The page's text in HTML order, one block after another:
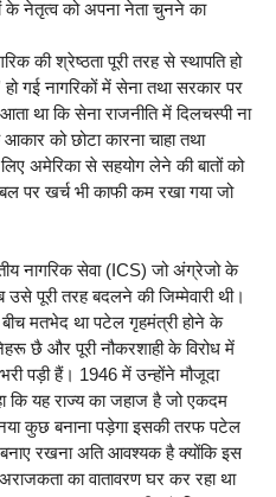
के नेतृत्व को अपना नेता चुनने का
की श्रेष्ठता पूरी तरह से स्थापति हो
गई नागरिकों में सेना तथा सरकार पर
था कि सेना राजनीति में दिलचस्पी ना
को छोटा कारना चाहा तथा
अमेरिका से सहयोग लेने की बातों को
पर खर्च भी काफी कम रखा गया जो
नागरिक सेवा (ICS) जो अंग्रेजो के
उसे पूरी तरह बदलने की जिम्मेवारी थी।
मतभेद था पटेल गृहमंत्री होने के
छै और पूरी नौकरशाही के विरोध में
पड़ी हैं। 1946 में उन्होंने मौजूदा
कि यह राज्य का जहाज है जो एकदम
कुछ बनाना पड़ेगा इसकी तरफ पटेल
रखना अति आवश्यक है क्योंकि इस
का वातावरण घर कर रहा था